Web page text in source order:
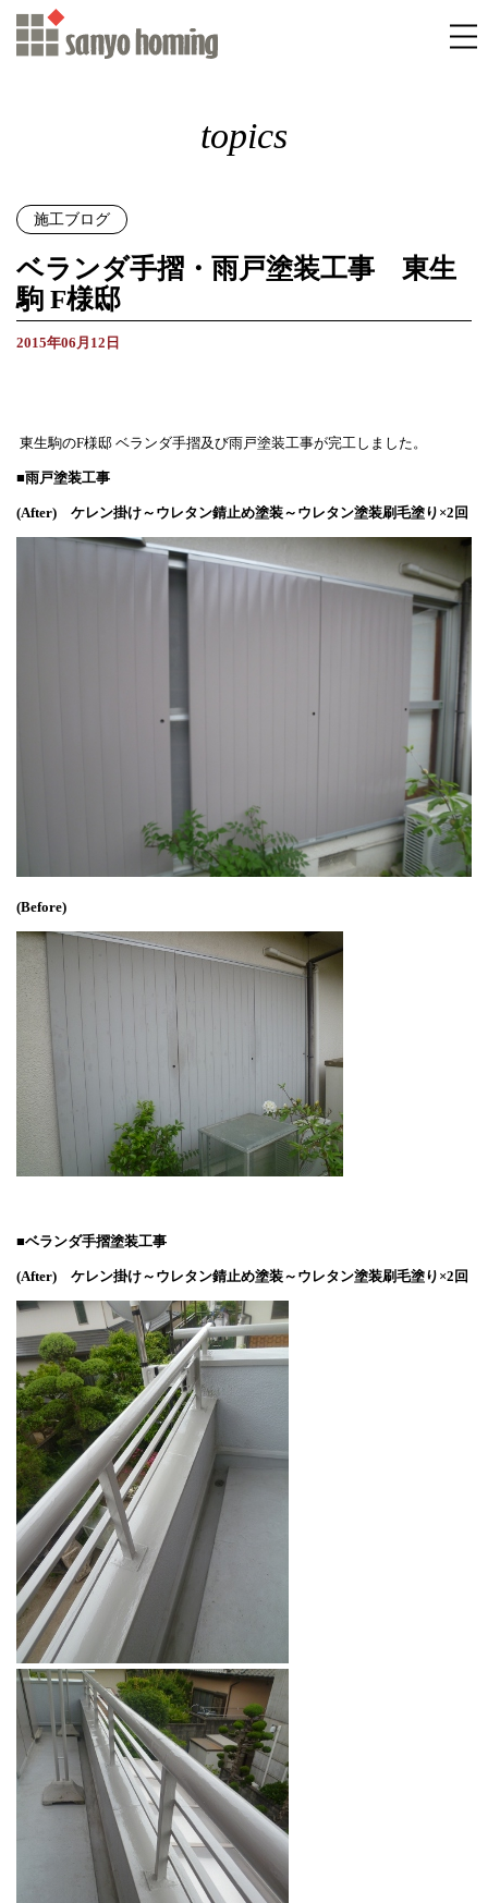
topics
施工ブログ
ベランダ手摺・雨戸塗装工事 東生
駒 F様邸
2015年06月12日
東生駒のF様邸 ベランダ手摺及び雨戸塗装工事が完工しました。
■雨戸塗装工事
(After) ケレン掛け～ウレタン錆止め塗装～ウレタン塗装刷毛塗り×2回
(Before)
■ベランダ手摺塗装工事
(After)ケレン掛け～ウレタン錆止め塗装～ウレタン塗装刷毛塗り×2回